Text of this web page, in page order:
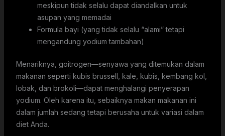
meskipun tidak selalu dapat diandalkan untuk
asupan yang memadai
Formula bayi (yang tidak selalu “alami” tetapi
mengandung yodium tambahan)
Menariknya, goitrogen—senyawa yang ditemukan dalam
makanan seperti kubis brussell, kale, kubis, kembang kol,
lobak, dan brokoli—dapat menghalangi penyerapan
yodium. Oleh karena itu, sebaiknya makan makanan ini
dalam jumlah sedang tetapi berusaha untuk variasi dalam
diet Anda.